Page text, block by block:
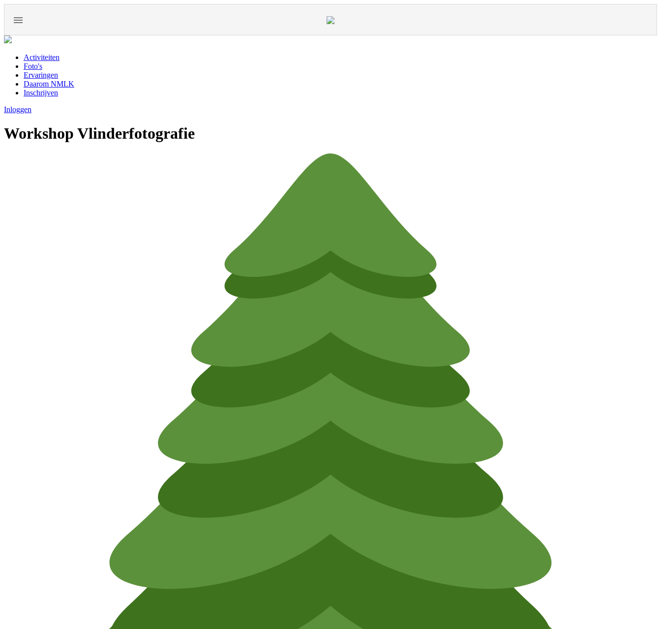
Activiteiten
Foto's
Ervaringen
Daarom NMLK
Inschrijven
Inloggen
Workshop Vlinderfotografie